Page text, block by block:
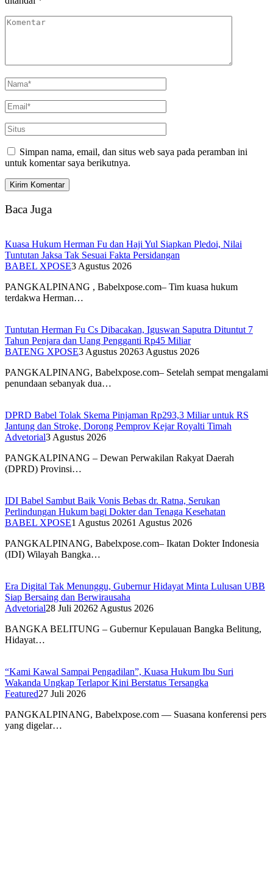
Simpan nama, email, dan situs web saya pada peramban ini
untuk komentar saya berikutnya.
Baca Juga
Kuasa Hukum Herman Fu dan Haji Yul Siapkan Pledoi, Nilai
Tuntutan Jaksa Tak Sesuai Fakta Persidangan
BABEL XPOSE3 Agustus 2026
PANGKALPINANG , Babelxpose.com– Tim kuasa hukum
terdakwa Herman…
Tuntutan Herman Fu Cs Dibacakan, Iguswan Saputra Dituntut 7
Tahun Penjara dan Uang Pengganti Rp45 Miliar
BATENG XPOSE3 Agustus 20263 Agustus 2026
PANGKALPINANG, Babelxpose.com– Setelah sempat mengalami
penundaan sebanyak dua…
DPRD Babel Tolak Skema Pinjaman Rp293,3 Miliar untuk RS
Jantung dan Stroke, Dorong Pemprov Kejar Royalti Timah
Advetorial3 Agustus 2026
PANGKALPINANG – Dewan Perwakilan Rakyat Daerah
(DPRD) Provinsi…
IDI Babel Sambut Baik Vonis Bebas dr. Ratna, Serukan
Perlindungan Hukum bagi Dokter dan Tenaga Kesehatan
BABEL XPOSE1 Agustus 20261 Agustus 2026
PANGKALPINANG, Babelxpose.com– Ikatan Dokter Indonesia
(IDI) Wilayah Bangka…
Era Digital Tak Menunggu, Gubernur Hidayat Minta Lulusan UBB
Siap Bersaing dan Berwirausaha
Advetorial28 Juli 20262 Agustus 2026
BANGKA BELITUNG – Gubernur Kepulauan Bangka Belitung,
Hidayat…
“Kami Kawal Sampai Pengadilan”, Kuasa Hukum Ibu Suri
Wakanda Ungkap Terlapor Kini Berstatus Tersangka
Featured27 Juli 2026
PANGKALPINANG, Babelxpose.com — Suasana konferensi pers
yang digelar…